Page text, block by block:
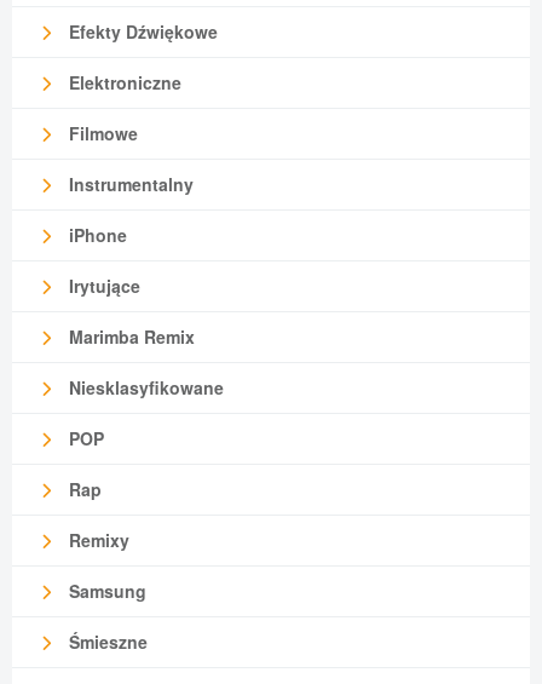
Efekty Dźwiękowe
Elektroniczne
Filmowe
Instrumentalny
iPhone
Irytujące
Marimba Remix
Niesklasyfikowane
POP
Rap
Remixy
Samsung
Śmieszne